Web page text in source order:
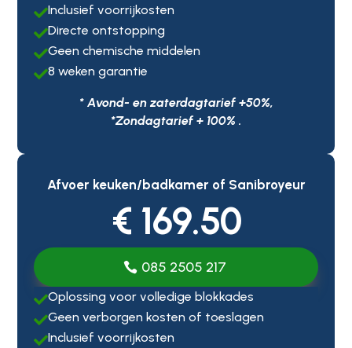
Inclusief voorrijkosten
Directe ontstopping
Geen chemische middelen
8 weken garantie
* Avond- en zaterdagtarief +50%,
*Zondagtarief + 100% .
Afvoer keuken/badkamer of Sanibroyeur
€ 169.50
085 2505 217
Oplossing voor volledige blokkades
Geen verborgen kosten of toeslagen
Inclusief voorrijkosten